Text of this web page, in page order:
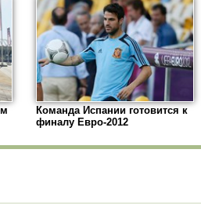
Команда Испании готовится к
финалу Евро-2012